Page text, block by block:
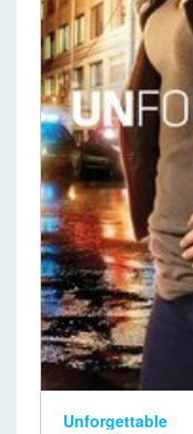
Unforgettable